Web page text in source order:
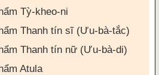
Tỳ-kheo-ni
Thanh tín sĩ (Ưu-bà-tắc)
Thanh tín nữ (Ưu-bà-di)
Atula